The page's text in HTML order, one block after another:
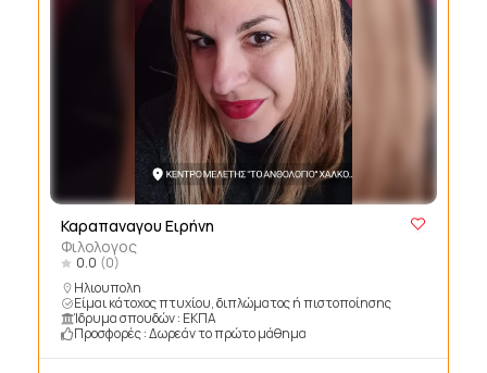
Καραπαναγου Ειρήνη
Φιλολογος
0.0 (0)
Ηλιουπολη
Είμαι κάτοχος πτυχίου, διπλώματος ή πιστοποίησης
Ίδρυμα σπουδών : ΕΚΠΑ
Προσφορές : Δωρεάν το πρώτο μάθημα